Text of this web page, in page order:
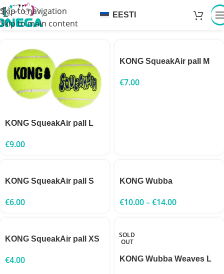
Skip to navigation
Skip to main content
EESTI
KONG SqueakAir pall L
€9.00
KONG SqueakAir pall M
€7.00
KONG SqueakAir pall S
€6.00
KONG Wubba
€10.00–€14.00
KONG SqueakAir pall XS
€4.00
SOLD
OUT
KONG Wubba Weaves L